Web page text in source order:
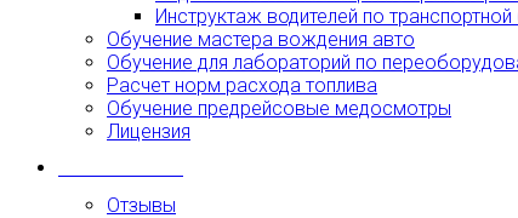
Инструктаж водителей по
Обучение мастера вождения авто
Обучение для лабораторий по
Расчет норм расхода топлива
Обучение предрейсовые медосмотры
Лицензия
Отзывы